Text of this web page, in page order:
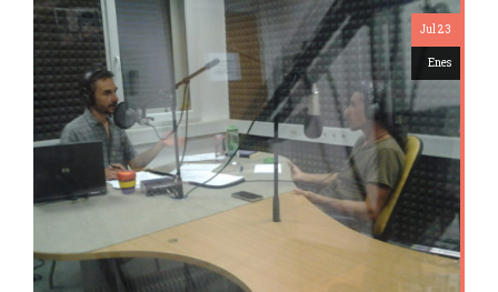
Jul 23
Enes